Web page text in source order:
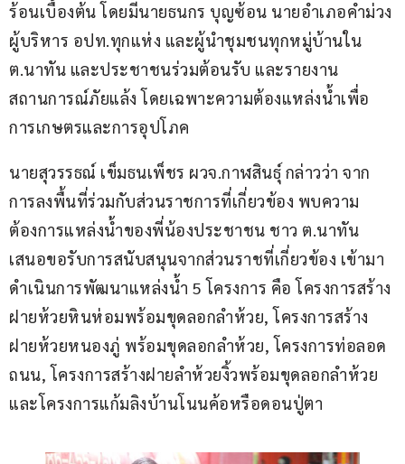
ร้อนเบื้องต้น โดยมีนายธนกร บุญซ้อน นายอำเภอคำม่วง
ผู้บริหาร อปท.ทุกแห่ง และผู้นำชุมชนทุกหมู่บ้านใน
ต.นาทัน และประชาชนร่วมต้อนรับ และรายงาน
สถานการณ์ภัยแล้ง โดยเฉพาะความต้องแหล่งน้ำเพื่อ
การเกษตรและการอุปโภค
นายสุวรรธณ์ เข็มธนเพ็ชร ผวจ.กาฬสินธุ์ กล่าวว่า จาก
การลงพื้นที่ร่วมกับส่วนราชการที่เกี่ยวข้อง พบความ
ต้องการแหล่งน้ำของพี่น้องประชาชน ชาว ต.นาทัน
เสนอขอรับการสนับสนุนจากส่วนราชที่เกี่ยวข้อง เข้ามา
ดำเนินการพัฒนาแหล่งน้ำ 5 โครงการ คือ โครงการสร้าง
ฝายห้วยหินห่อมพร้อมขุดลอกลำห้วย, โครงการสร้าง
ฝายห้วยหนองภู่ พร้อมขุดลอกลำห้วย, โครงการท่อลอด
ถนน, โครงการสร้างฝายลำห้วยงิ้วพร้อมขุดลอกลำห้วย
และโครงการแก้มลิงบ้านโนนค้อหรือดอนปู่ตา